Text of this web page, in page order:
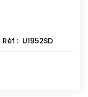
Réf : U1952SD